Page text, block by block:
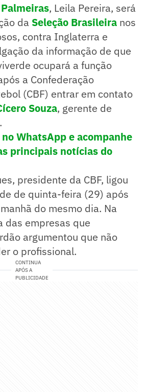
Palmeiras, Leila Pereira, será
da Seleção Brasileira nos
contra Inglaterra e
da informação de que
ocupará a função
a Confederação
(CBF) entrar em contato
Souza, gerente de
WhatsApp e acompanhe
principais notícias do
presidente da CBF, ligou
de quinta-feira (29) após
do mesmo dia. Na
das empresas que
argumentou que não
o profissional.
CONTINUA
APÓS A
PUBLICIDADE